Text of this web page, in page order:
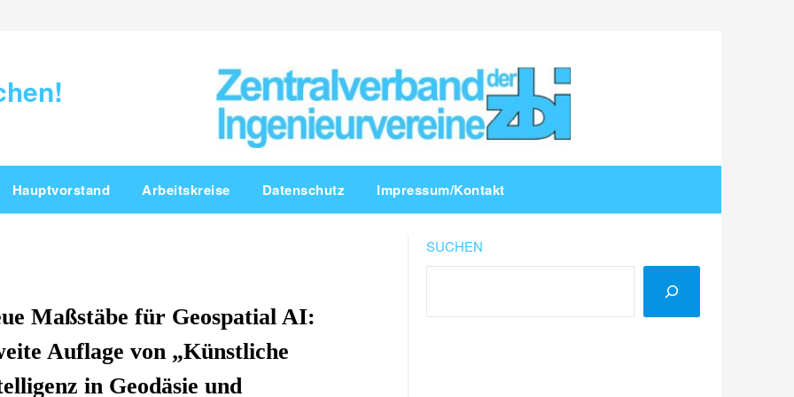
Hauptvorstand Arbeitskreise Datenschutz Impressum/Kontakt
Maßstäbe für Geospatial AI:
Auflage von „Künstliche
in Geodäsie und
SUCHEN